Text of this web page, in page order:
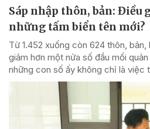
Sáp nhập thôn, bản: Điều
những tấm biển tên mới?
Từ 1.452 xuống còn 624 thôn, bản,
giảm hơn một nửa số đầu mối
những con số ấy không chỉ là việc